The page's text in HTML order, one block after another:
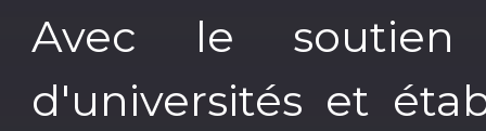
Avec le
d'universités et